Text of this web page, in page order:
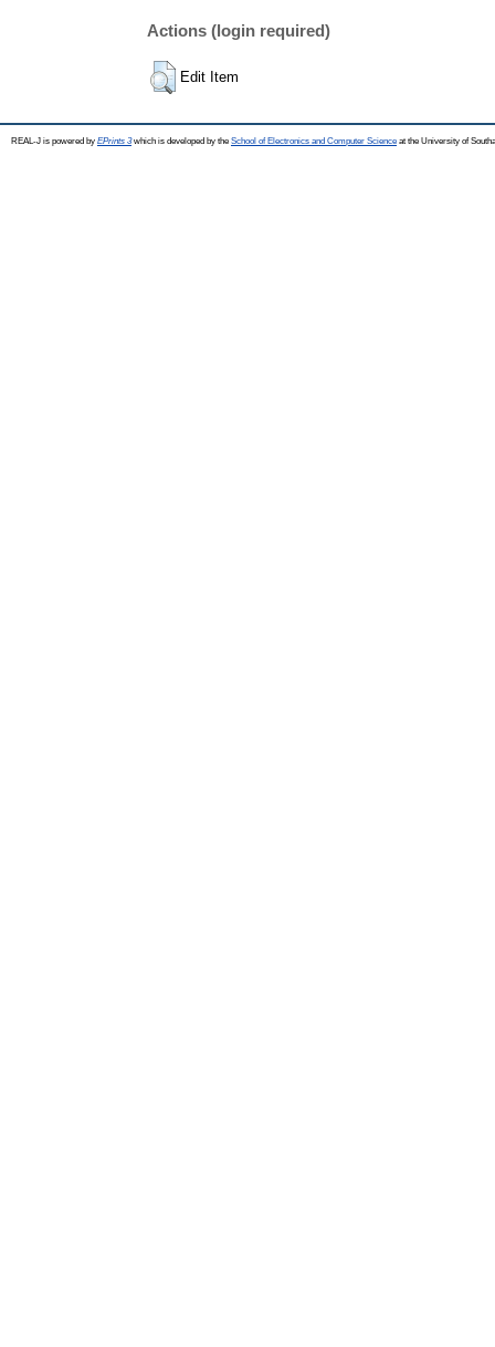
Actions (login required)
Edit Item
REAL-J is powered by EPrints 3which is developed by the School of Electronics and Computer Science at the University of